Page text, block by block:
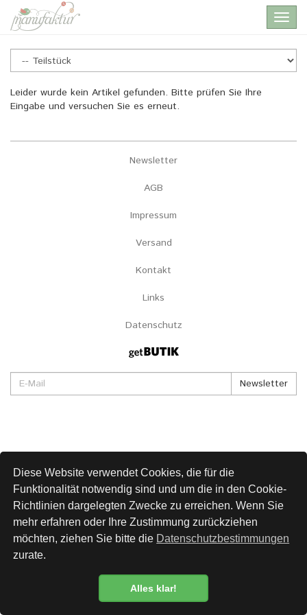
Datenschutzbestimmung
Diese Website verwendet Cookies, die für die
Funktionalität notwendig sind und um die in den Cookie-
Richtlinien dargelegten Zwecke zu erreichen. Wenn Sie
mehr erfahren oder Ihre Zustimmung zurückziehen
möchten, ziehen Sie bitte die Datenschutzbestimmungen
zurate.
Alles klar!
main
content
Teilstück
Leider wurde kein Artikel gefunden. Bitte prüfen Sie Ihre
Eingabe und versuchen Sie es erneut.
Newsletter
AGB
Impressum
Versand
Kontakt
Links
Datenschutz
Newsletter